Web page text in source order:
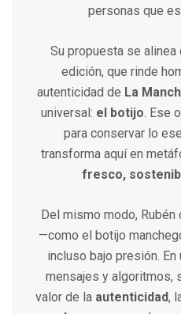
personas que
Su propuesta se
edición, que rinde
autenticidad de La
universal: el botijo. Ese
para conservar lo
transforma aquí en
fresco,
Del mismo modo,
—como el botijo
incluso bajo presión.
mensajes y algoritmos,
valor de la autenticidad,